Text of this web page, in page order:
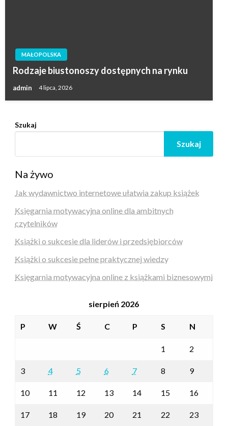
MAŁOPOLSKA
Rodzaje biustonoszy dostępnych na rynku
admin 4 lipca, 2026
Szukaj
Szukaj
Na żywo
Jak wydawnictwo internetowe ułatwia zakup książek
Księgarnia motywacyjna online dla ambitnych
czytelników
Książki o sukcesie dla liderów i przedsiębiorców
Książki o sukcesie pełne praktycznej wiedzy
Księgarnia motywacyjna online z książkami biznesowymi
sierpień 2026
P W Ś C P S N
1 2
3 4 5 6 7 8 9
10 11 12 13 14 15 16
17 18 19 20 21 22 23